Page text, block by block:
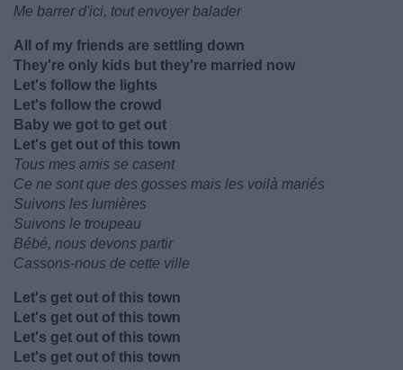
Me barrer d'ici, tout envoyer balader
All of my friends are settling down
They're only kids but they're married now
Let's follow the lights
Let's follow the crowd
Baby we got to get out
Let's get out of this town
Tous mes amis se casent
Ce ne sont que des gosses mais les voilà mariés
Suivons les lumières
Suivons le troupeau
Bébé, nous devons partir
Cassons-nous de cette ville
Let's get out of this town
Let's get out of this town
Let's get out of this town
Let's get out of this town